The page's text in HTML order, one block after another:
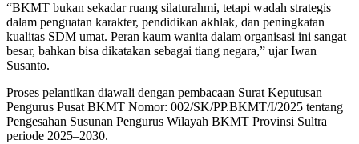
“BKMT bukan sekadar ruang silaturahmi, tetapi wadah strategis
dalam penguatan karakter, pendidikan akhlak, dan peningkatan
kualitas SDM umat. Peran kaum wanita dalam organisasi ini sangat
besar, bahkan bisa dikatakan sebagai tiang negara,” ujar Iwan
Susanto.
Proses pelantikan diawali dengan pembacaan Surat Keputusan
Pengurus Pusat BKMT Nomor: 002/SK/PP.BKMT/I/2025 tentang
Pengesahan Susunan Pengurus Wilayah BKMT Provinsi Sultra
periode 2025–2030.